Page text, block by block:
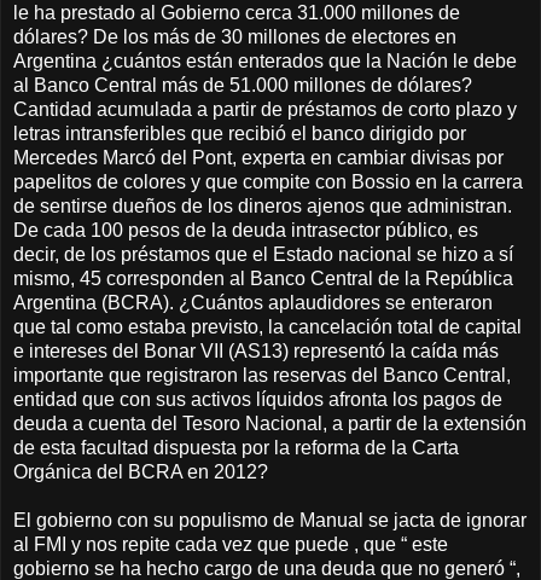
le ha prestado al Gobierno cerca 31.000 millones de
dólares? De los más de 30 millones de electores en
Argentina ¿cuántos están enterados que la Nación le debe
al Banco Central más de 51.000 millones de dólares?
Cantidad acumulada a partir de préstamos de corto plazo y
letras intransferibles que recibió el banco dirigido por
Mercedes Marcó del Pont, experta en cambiar divisas por
papelitos de colores y que compite con Bossio en la carrera
de sentirse dueños de los dineros ajenos que administran.
De cada 100 pesos de la deuda intrasector público, es
decir, de los préstamos que el Estado nacional se hizo a sí
mismo, 45 corresponden al Banco Central de la República
Argentina (BCRA). ¿Cuántos aplaudidores se enteraron
que tal como estaba previsto, la cancelación total de capital
e intereses del Bonar VII (AS13) representó la caída más
importante que registraron las reservas del Banco Central,
entidad que con sus activos líquidos afronta los pagos de
deuda a cuenta del Tesoro Nacional, a partir de la extensión
de esta facultad dispuesta por la reforma de la Carta
Orgánica del BCRA en 2012?
El gobierno con su populismo de Manual se jacta de ignorar
al FMI y nos repite cada vez que puede , que “ este
gobierno se ha hecho cargo de una deuda que no generó “,